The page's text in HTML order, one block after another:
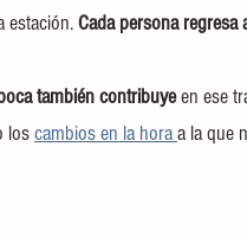
estación. Cada persona
también contribuye en ese
los cambios en la hora a la que